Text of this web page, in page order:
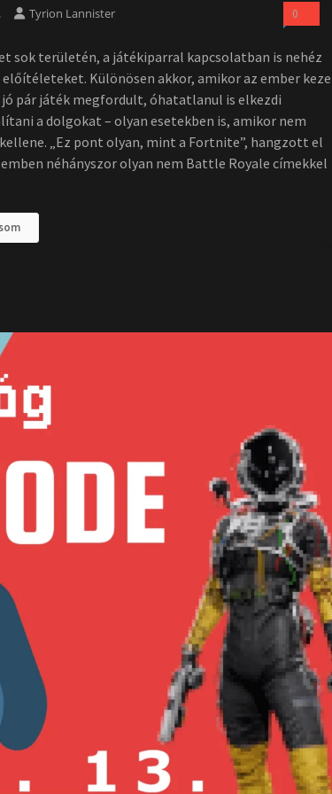
Tyrion Lannister 0
sok területén, a játékiparral kapcsolatban is nehéz
Különösen akkor, amikor az ember keze
pár játék megfordult, óhatatlanul is elkezdi
a dolgokat – olyan esetekben is, amikor nem
„Ez pont olyan, mint a Fortnite”, hangzott el
néhányszor olyan nem Battle Royale címekkel